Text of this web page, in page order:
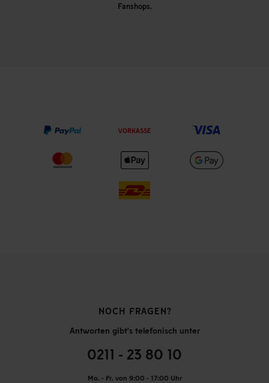
Fanshops.
VORKASSE
NOCH FRAGEN?
Antworten gibt's telefonisch unter
0211 - 23 80 10
Mo. - Fr. von 9:00 - 17:00 Uhr